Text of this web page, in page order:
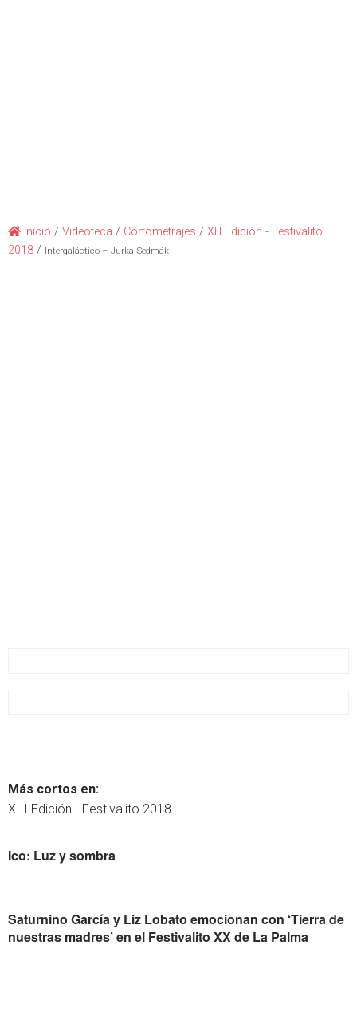
Inicio / Videoteca / Cortometrajes / XIII Edición - Festivalito
2018 / Intergaláctico – Jurka Sedmák
Más cortos en:
XIII Edición - Festivalito 2018
Ico: Luz y sombra
Saturnino García y Liz Lobato emocionan con ‘Tierra de
nuestras madres’ en el Festivalito XX de La Palma